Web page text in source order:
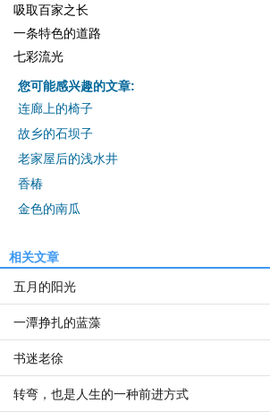
吸取百家之长
一条特色的道路
七彩流光
您可能感兴趣的文章:
连廊上的椅子
故乡的石坝子
老家屋后的浅水井
香椿
金色的南瓜
相关文章
五月的阳光
一潭挣扎的蓝藻
书迷老徐
转弯，也是人生的一种前进方式